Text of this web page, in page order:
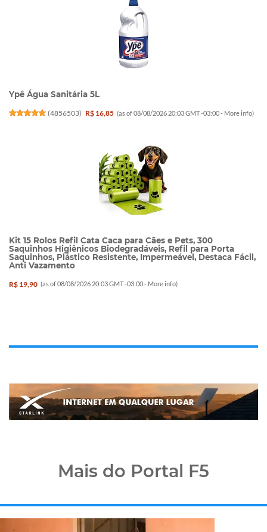
Ypê Água Sanitária 5L
(4856503) R$ 16,85 (as of 08/08/2026 20:03 GMT -03:00 - More info)
Kit 15 Rolos Refil Cata Caca para Cães e Pets, 300
Saquinhos Higiênicos Biodegradáveis, Refil para Porta
Saquinhos, Plástico Resistente, Impermeável, Destaca Fácil,
Anti Vazamento
R$ 19,90 (as of 08/08/2026 20:03 GMT -03:00 - More info)
Mais do Portal F5